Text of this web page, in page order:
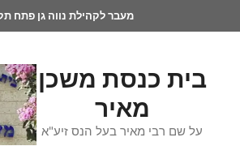
מעבר לקהילת נווה גן פתח
בית כנסת משכן
מאיר
על שם רבי מאיר בעל הנס זיע"א